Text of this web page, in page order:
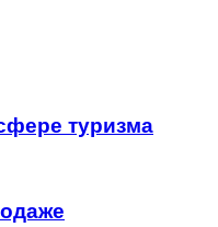
туризма